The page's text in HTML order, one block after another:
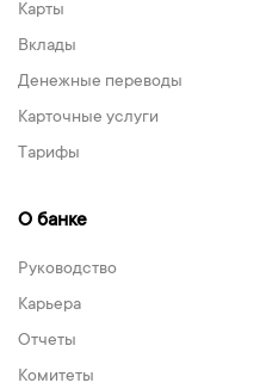
Карты
Вклады
Денежные переводы
Карточные услуги
Тарифы
О банке
Руководство
Карьера
Отчеты
Комитеты